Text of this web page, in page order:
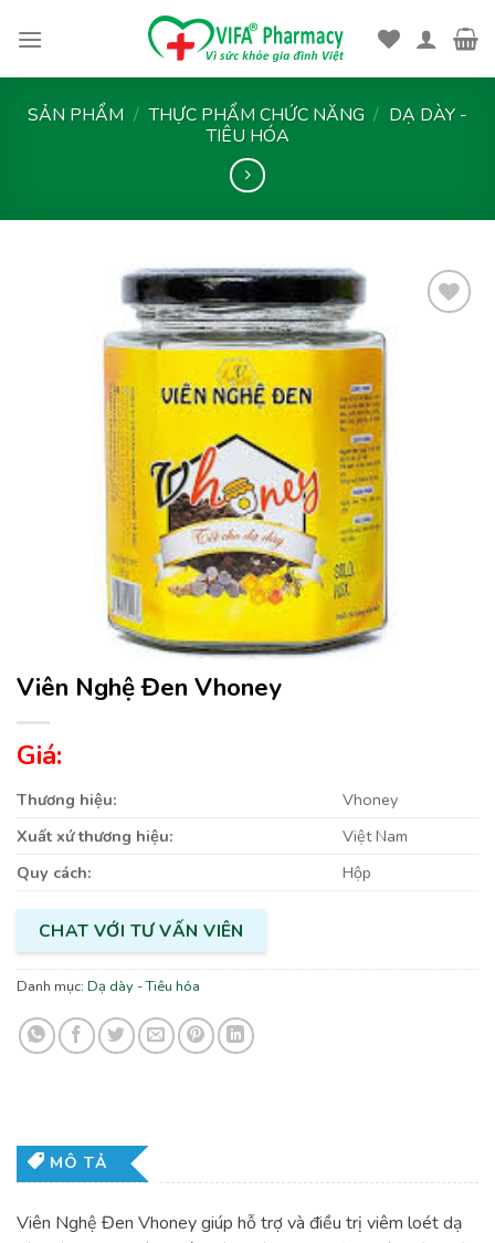
SẢN PHẨM / THỰC PHẨM CHỨC NĂNG / DẠ DÀY -
TIÊU HÓA
Viên Nghệ Đen Vhoney
Giá:
Thương hiệu:
Vhoney
Xuất xứ thương hiệu:
Việt Nam
Quy cách:
Hộp
CHAT VỚI TƯ VẤN VIÊN
Danh mục: Dạ dày - Tiêu hóa
MÔ TẢ
Viên Nghệ Đen Vhoney giúp hỗ trợ và điều trị viêm loét dạ